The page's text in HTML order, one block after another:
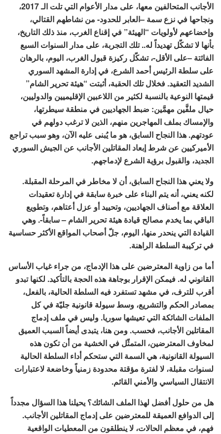
الأجانب المتحالفين معها، على مدار الأعوام التي تلت الـ 2017،
ونجاحها في نزع سمة –العابر للحدود- من نشاطهم القتالي،
وإخضاعهم لأولويات “الهيئة” في إقناع الغرب، منذ ذلك التاريخ،
بأنها لا تشكّل تهديداً له.. تلك التجربة، على مدار السنوات السبع
الفائتة –على الأقل-، تشكّل ركيزة قبول الغرب، اليوم، بالرهان
على سلطة الرئيس أحمد الشرع، في إدارة المشهد السوري
الشديد التعقيد. فخلال تلك الحقبة، أثبتت “هيئة تحرير الشام”
قيمتها النوعية بالنسبة لكثير من اللاعبين الإقليميين والدوليين،
حيال ملفَّين مهمَّين: ضبط الجهاديين في منطقة سيطرتها،
والإمساك بملف المهاجرين منهم، الذين لا ترغب دولهم في
عودتهم. هذا النجاح السابق، هو ما يُبنى عليه الآن، وهو سبب تراجع
الأميركيين عن شرط إبعاد المقاتلين الأجانب عن الجيش السوري
الجديد، والقبول برؤية الشرع لإدماجهم.
ولا يعني هذا النجاح السابق، أن لا مخاطر في المرحلة المقبلة.
لكنه يعني، أنه يتم البناء على خبرة سابقة في إدارة تعقيدات
العلاقة مع أصناف الجهاديين، وتحييد أو عزل أعتاهم، وتطويع
الباقي بما يخدم مصالح قيادة هيئة تحرير الشام – سابقاً-. وهي
القيادة التي ينحدر منها، اليوم، جلّ أصحاب المواقع الأكثر حساسية
في تركيبة السلطة الراهنة.
أما من زاوية المعترضين على هذا الإدماج، من جراء غياب الأساس
القانوني له. فيمكن الإقرار بوجاهة هذه الحجة بالتأكيد. لكنها تبدو
أقرب للترف، في مشهد تستفرد فيه السلطة الحالية، بالفعل،
بمصادر الحكم والتشريع، وسط سيولة قانونية جليّة في كل
الملفات الشائكة التي تعيشها سوريا. وليس في ملف إدماج
المقاتلين الأجانب، فحسب. ومن هنا، يتبدى أيضاً السبب العميق
لمخاوف المعترضين، المتمثّل في الخشية من أن تكون هذه
السيولة القانونية، هي السمة التي ستحكم أداء السلطة الحالية
لسنوات مقبلة، لا لفترة مؤقتة محدودة زمنياً وخاضعة لاعتبارات
الانتقال السياسي والأمني القائم.
هل من حلول أفضل لهذا الملف الشائك؟ يحيلنا هذا السؤال مجدداً
إلى الدوافع العميقة للمعترضين على إدماج المقاتلين الأجانب.
فهم، في معظم الحالات، لا ينطلقون من المعطيات الواقعية